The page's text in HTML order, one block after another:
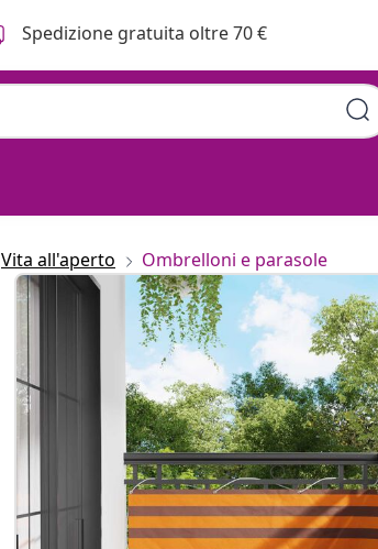
Spedizione gratuita oltre 70 €
Vita all'aperto Ombrelloni e parasole